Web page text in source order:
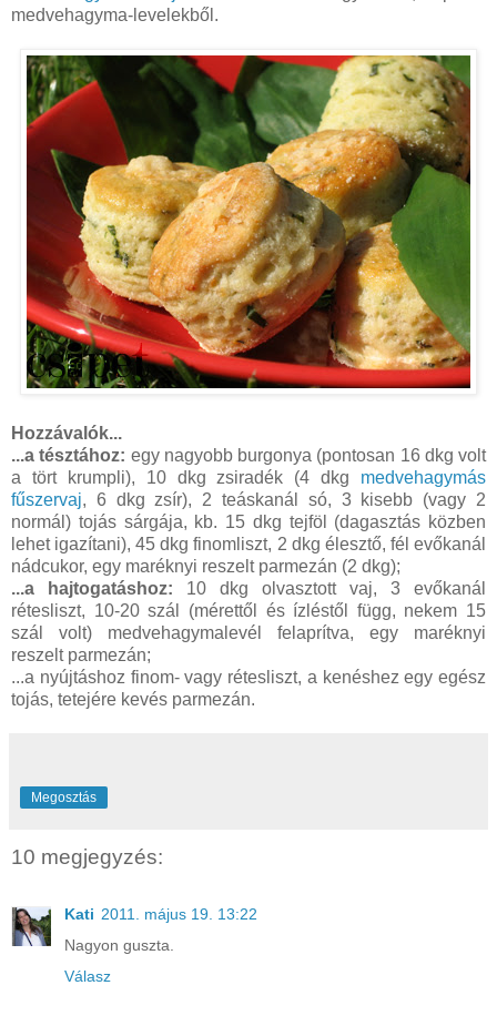
medvehagyma-levelekből.
Hozzávalók...
...a tésztához: egy nagyobb burgonya (pontosan 16 dkg volt
a tört krumpli), 10 dkg zsiradék (4 dkg medvehagymás
fűszervaj, 6 dkg zsír), 2 teáskanál só, 3 kisebb (vagy 2
normál) tojás sárgája, kb. 15 dkg tejföl (dagasztás közben
lehet igazítani), 45 dkg finomliszt, 2 dkg élesztő, fél evőkanál
nádcukor, egy maréknyi reszelt parmezán (2 dkg);
...a hajtogatáshoz: 10 dkg olvasztott vaj, 3 evőkanál
rétesliszt, 10-20 szál (mérettől és ízléstől függ, nekem 15
szál volt) medvehagymalevél felaprítva, egy maréknyi
reszelt parmezán;
...a nyújtáshoz finom- vagy rétesliszt, a kenéshez egy egész
tojás, tetejére kevés parmezán.
Megosztás
10 megjegyzés:
Kati 2011. május 19. 13:22
Nagyon guszta.
Válasz